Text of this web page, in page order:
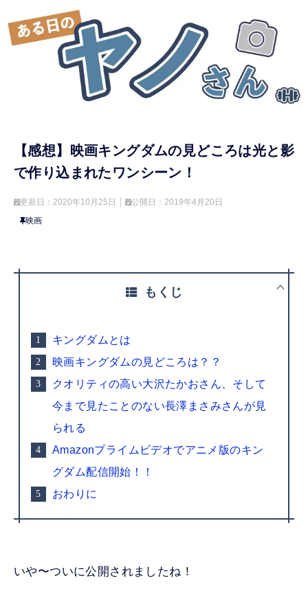
【感想】映画キングダムの見どころは光と影
で作り込まれたワンシーン！
更新日： 2020年10月25日 公開日： 2019年4月20日
映画
もくじ
キングダムとは
映画キングダムの見どころは？？
クオリティの高い大沢たかおさん、そして
今まで見たことのない長澤まさみさんが見
られる
Amazonプライムビデオでアニメ版のキン
グダム配信開始！！
おわりに
いや〜ついに公開されましたね！